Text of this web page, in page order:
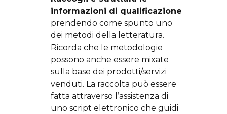
informazioni di qualificazione
prendendo come spunto uno
dei metodi della letteratura.
Ricorda che le metodologie
possono anche essere mixate
sulla base dei prodotti/servizi
venduti. La raccolta può essere
fatta attraverso l’assistenza di
uno script elettronico che guidi